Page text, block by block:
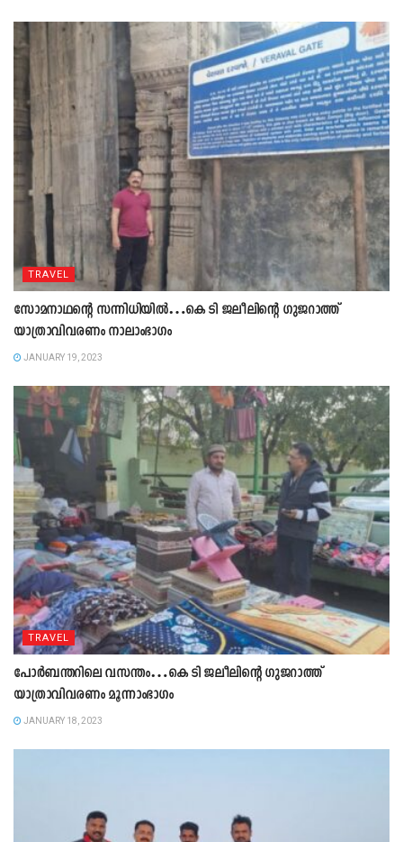
TRAVEL
സോമനാഥന്റെ സന്നിധിയിൽ…കെ ടി ജലീലിന്റെ ഗുജറാത്ത്‌
യാത്രാവിവരണം നാലാംഭാഗം
JANUARY 19, 2023
TRAVEL
പോർബന്തറിലെ വസന്തം…കെ ടി ജലീലിന്റെ ഗുജറാത്ത്‌
യാത്രാവിവരണം മൂന്നാംഭാഗം
JANUARY 18, 2023